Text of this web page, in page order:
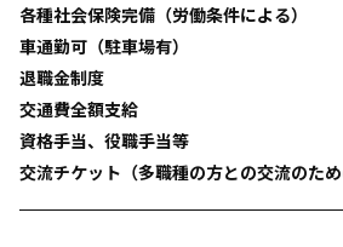
各種社会保険完備（労働条件による）
車通勤可（駐車場有）
退職金制度
交通費全額支給
資格手当、役職手当等
交流チケット（多職種の方との交流のた